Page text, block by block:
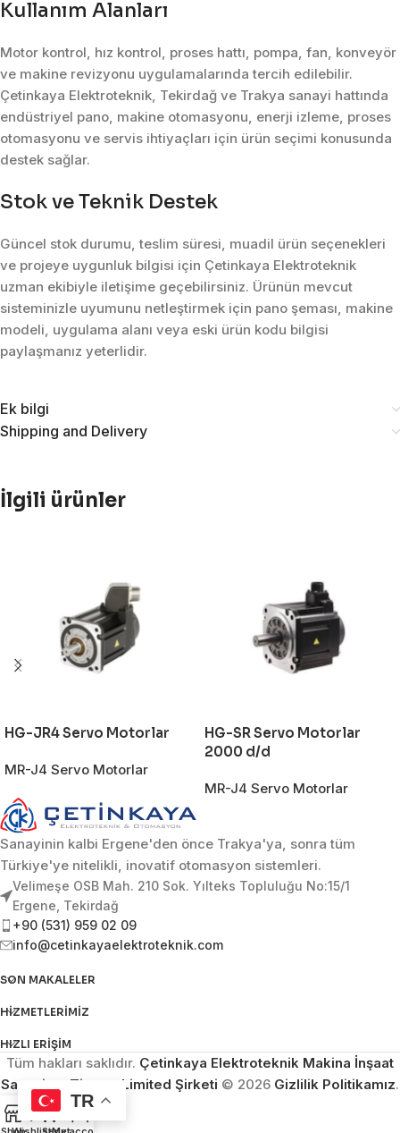
Kullanım Alanları
Motor kontrol, hız kontrol, proses hattı, pompa, fan, konveyör
ve makine revizyonu uygulamalarında tercih edilebilir.
Çetinkaya Elektroteknik, Tekirdağ ve Trakya sanayi hattında
endüstriyel pano, makine otomasyonu, enerji izleme, proses
otomasyonu ve servis ihtiyaçları için ürün seçimi konusunda
destek sağlar.
Stok ve Teknik Destek
Güncel stok durumu, teslim süresi, muadil ürün seçenekleri
ve projeye uygunluk bilgisi için Çetinkaya Elektroteknik
uzman ekibiyle iletişime geçebilirsiniz. Ürünün mevcut
sisteminizle uyumunu netleştirmek için pano şeması, makine
modeli, uygulama alanı veya eski ürün kodu bilgisi
paylaşmanız yeterlidir.
Ek bilgi
Shipping and Delivery
İlgili ürünler
HG-JR4 Servo Motorlar
MR-J4 Servo Motorlar
HG-SR Servo Motorlar
2000 d/d
MR-J4 Servo Motorlar
Sanayinin kalbi Ergene'den önce Trakya'ya, sonra tüm
Türkiye'ye nitelikli, inovatif otomasyon sistemleri.
Velimeşe OSB Mah. 210 Sok. Yılteks Topluluğu No:15/1
Ergene, Tekirdağ
+90 (531) 959 02 09
info@cetinkayaelektroteknik.com
SON MAKALELER
HIZMETLERIMIZ
HIZLI ERIŞIM
Tüm hakları saklıdır. Çetinkaya Elektroteknik Makina İnşaat
Sanayi ve Ticaret Limited Şirketi © 2026 Gizlilik Politikamız.
TR